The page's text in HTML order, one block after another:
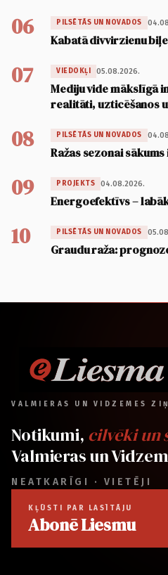
06 PILSĒTĀS UN NOVADOS
Kabatā divvirzienu
07 VIEDOKĻI 05.08.2026.
Mediju vide mākslīgā
realitāti, uzticēšanos
08 PILSĒTĀS UN NOVADOS
Ražas sezonai
09 PROJEKTS 04.08.2026.
Energoefektīvs –
10 PILSĒTĀS UN NOVADOS
Graudu raža:
VALMIERAS UN VIDZEMES
Notikumi, cilvēki un
Valmieras un
NEATKARĪGI · VIETĒJI
KĻŪSTI PAR LASĪTĀJU
Abonē Liesmu